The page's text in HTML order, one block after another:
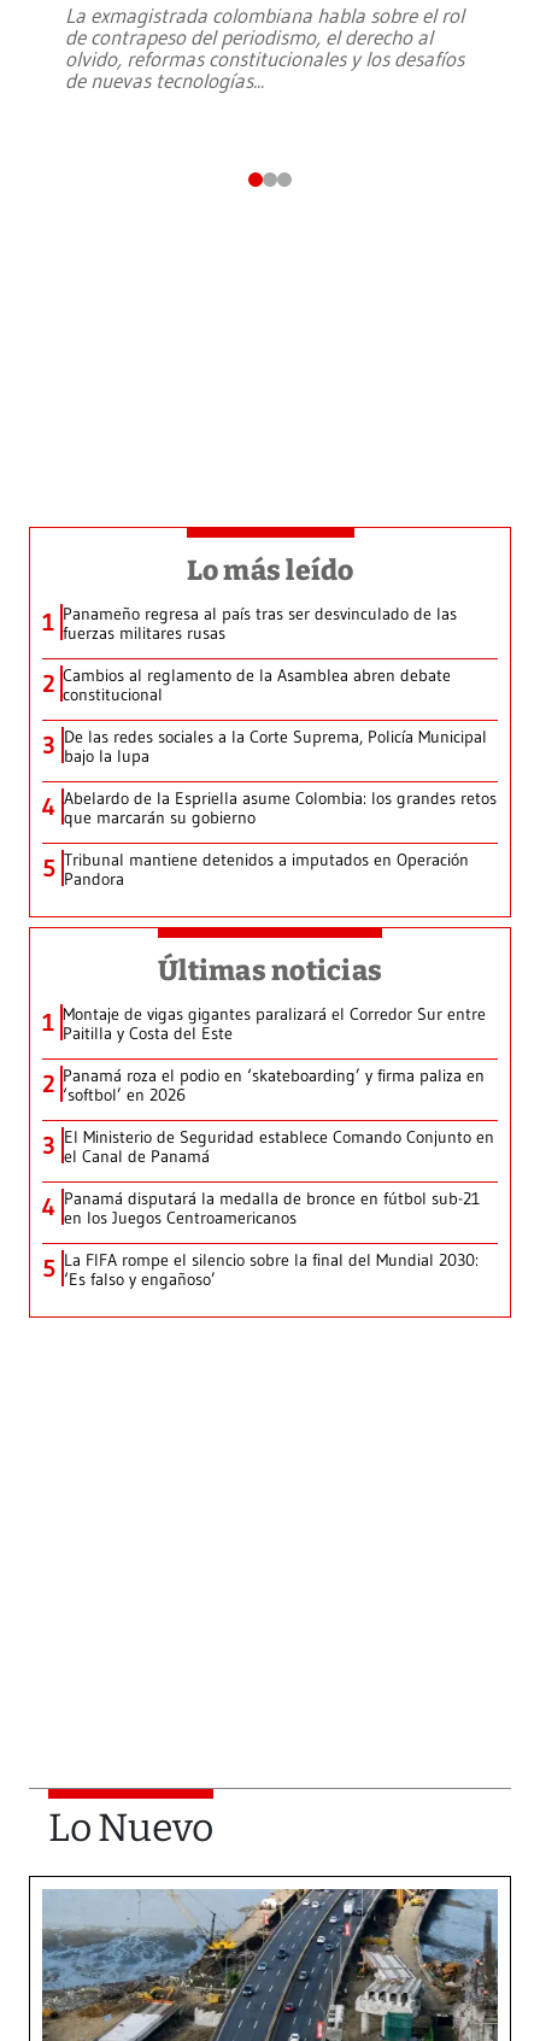
La exmagistrada colombiana habla sobre el rol
de contrapeso del periodismo, el derecho al
olvido, reformas constitucionales y los desafíos
de nuevas tecnologías...
Lo más leído
1 Panameño regresa al país tras ser desvinculado de las
fuerzas militares rusas
2 Cambios al reglamento de la Asamblea abren debate
constitucional
3 De las redes sociales a la Corte Suprema, Policía Municipal
bajo la lupa
4 Abelardo de la Espriella asume Colombia: los grandes retos
que marcarán su gobierno
5 Tribunal mantiene detenidos a imputados en Operación
Pandora
Últimas noticias
1 Montaje de vigas gigantes paralizará el Corredor Sur entre
Paitilla y Costa del Este
2 Panamá roza el podio en ‘skateboarding’ y firma paliza en
‘softbol’ en 2026
3 El Ministerio de Seguridad establece Comando Conjunto en
el Canal de Panamá
4 Panamá disputará la medalla de bronce en fútbol sub-21
en los Juegos Centroamericanos
5 La FIFA rompe el silencio sobre la final del Mundial 2030:
‘Es falso y engañoso’
Lo Nuevo